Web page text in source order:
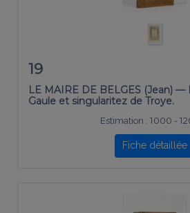
19
LE MAIRE DE BELGES (Jean) —
Gaule et singularitez de Troye.
Estimation : 1000 -
Fiche détaillée